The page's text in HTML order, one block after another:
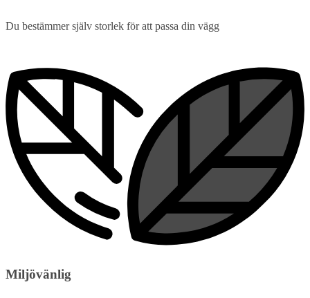
Du bestämmer själv storlek för att passa din vägg
Miljövänlig